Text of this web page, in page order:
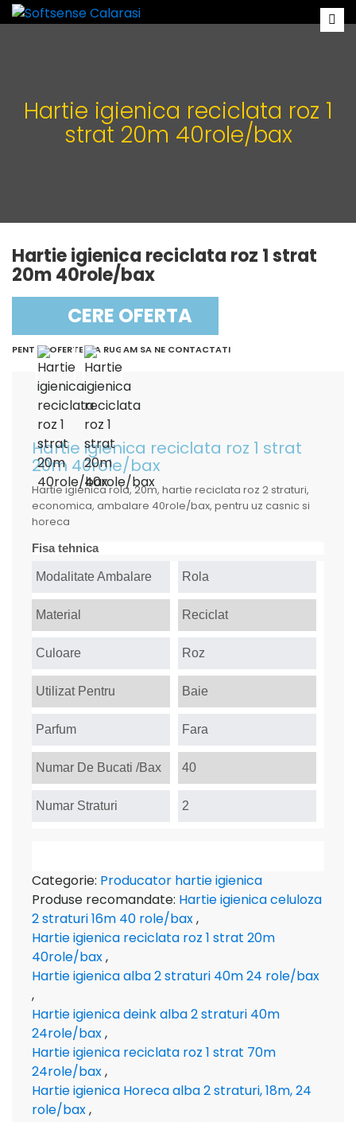
Hartie igienica reciclata roz 1
strat 20m 40role/bax
Hartie igienica reciclata roz 1 strat
20m 40role/bax
CERE OFERTA
PENTRU OFERTE, VA RUGAM SA NE CONTACTATI
Hartie igienica reciclata roz 1 strat
20m 40role/bax
Hartie igienica rola, 20m, hartie reciclata roz 2 straturi,
economica, ambalare 40role/bax, pentru uz casnic si
horeca
Fisa tehnica
Modalitate Ambalare Rola
Material Reciclat
Culoare Roz
Utilizat Pentru Baie
Parfum Fara
Numar De Bucati /Bax 40
Numar Straturi 2
Categorie: Producator hartie igienica
Produse recomandate: Hartie igienica celuloza
2 straturi 16m 40 role/bax,
Hartie igienica reciclata roz 1 strat 20m
40role/bax,
Hartie igienica alba 2 straturi 40m 24 role/bax
,
Hartie igienica deink alba 2 straturi 40m
24role/bax,
Hartie igienica reciclata roz 1 strat 70m
24role/bax,
Hartie igienica Horeca alba 2 straturi, 18m, 24
role/bax,